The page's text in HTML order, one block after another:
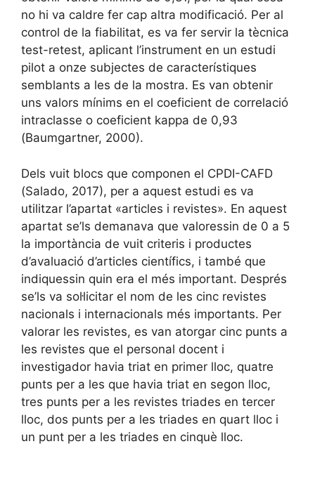
no hi va caldre fer cap altra modificació. Per al
control de la fiabilitat, es va fer servir la tècnica
test-retest, aplicant l’instrument en un estudi
pilot a onze subjectes de característiques
semblants a les de la mostra. Es van obtenir
uns valors mínims en el coeficient de correlació
intraclasse o coeficient kappa de 0,93
(Baumgartner, 2000).
Dels vuit blocs que componen el CPDI-CAFD
(Salado, 2017), per a aquest estudi es va
utilitzar l’apartat «articles i revistes». En aquest
apartat se’ls demanava que valoressin de 0 a 5
la importància de vuit criteris i productes
d’avaluació d’articles científics, i també que
indiquessin quin era el més important. Després
se’ls va sol·licitar el nom de les cinc revistes
nacionals i internacionals més importants. Per
valorar les revistes, es van atorgar cinc punts a
les revistes que el personal docent i
investigador havia triat en primer lloc, quatre
punts per a les que havia triat en segon lloc,
tres punts per a les revistes triades en tercer
lloc, dos punts per a les triades en quart lloc i
un punt per a les triades en cinquè lloc.